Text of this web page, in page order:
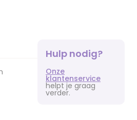
Hulp nodig?
Onze
klantenservice
helpt je graag
verder.